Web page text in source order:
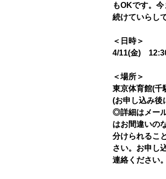
もOKです。
続けていらし
＜日時＞
4/11(金)
＜場所＞
東京体育館(千
(お申し込み後
◎詳細はメー
はお間違いの
分けられるこ
さい。お申し
連絡ください。